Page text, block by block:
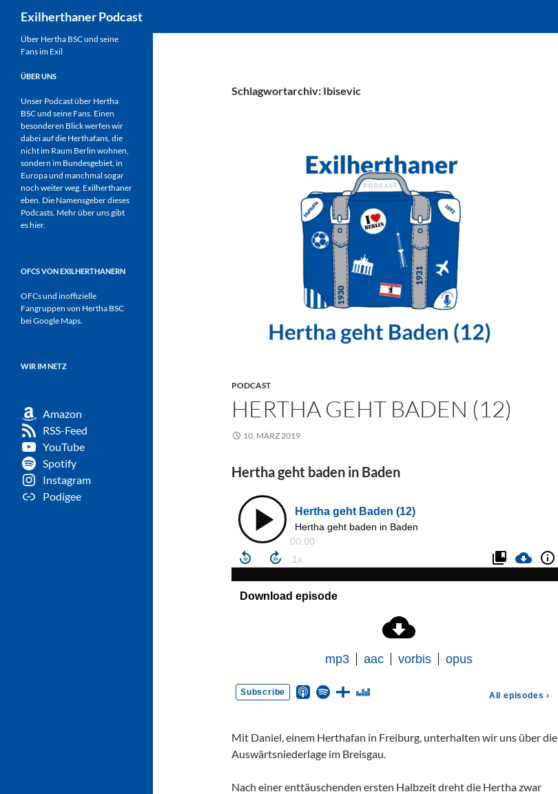
Inhalt
springen
Exilherthaner Podcast
Schlagwortarchiv: Ibisevic
PODCAST
HERTHA GEHT BADEN (12)
10. MÄRZ 2019
Hertha geht baden in Baden
Mit Daniel, einem Herthafan in Freiburg, unterhalten wir uns über die
Auswärtsniederlage im Breisgau.
Nach einer enttäuschenden ersten Halbzeit dreht die Hertha zwar
Über Hertha BSC und seine
Fans im Exil
ÜBER UNS
Unser Podcast über Hertha
BSC und seine Fans. Einen
besonderen Blick werfen wir
dabei auf die Herthafans, die
nicht im Raum Berlin wohnen,
sondern im Bundesgebiet, in
Europa und manchmal sogar
noch weiter weg. Exilherthaner
eben. Die Namensgeber dieses
Podcasts. Mehr über uns gibt
eshier.
OFCS VON EXILHERTHANERN
OFCs und inoffizielle
Fangruppen von Hertha BSC
bei Google Maps.
WIR IM NETZ
Amazon
RSS-Feed
YouTube
Spotify
Instagram
Podigee